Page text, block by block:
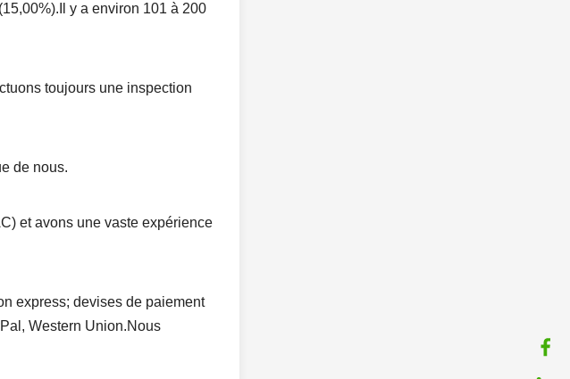
y a environ 101 à 200
toujours une inspection
de nous.
et avons une vaste expérience
express; devises de paiement
Western Union.Nous